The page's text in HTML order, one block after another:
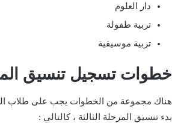
دار العلوم
تربية طفولة
تربية موسيقية
خطوات تسجيل تنسيق المرحلة
هناك مجموعة من الخطوات يجب على طلاب
بدء تنسيق المرحلة الثالثة ، كالتالي :